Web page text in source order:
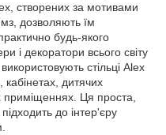
створених за мотивами
дозволяють їм
будь-якого
і декоратори всього світу
стільці Alex
кабінетах, дитячих
приміщеннях. Ця проста,
до інтер'єру